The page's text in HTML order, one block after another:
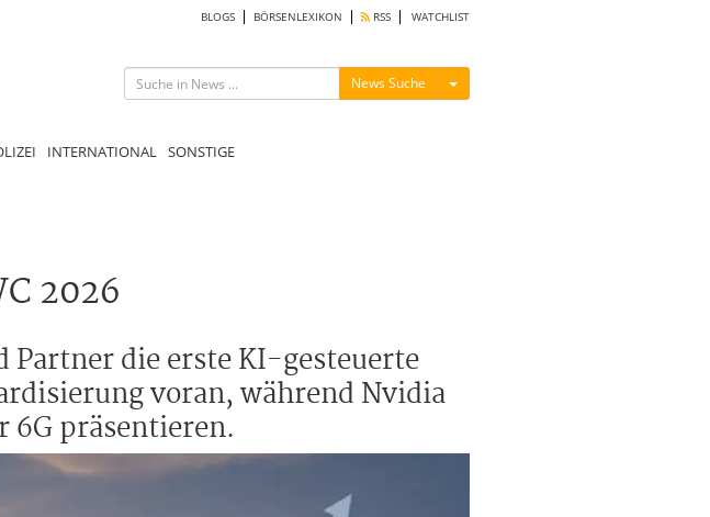
BLOGS BÖRSENLEXIKON RSS WATCHLIST
News Suche Menü ein-/ausblenden
INTERNATIONAL SONSTIGE
2026
Partner die erste KI-gesteuerte
voran, während Nvidia
präsentieren.